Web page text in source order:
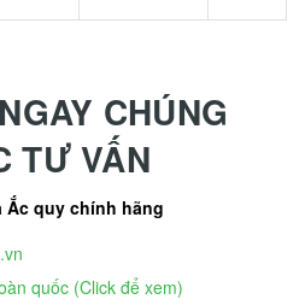
CHÚNG
TƯ VẤN
Ắc quy chính hãng
quốc (Click để xem)